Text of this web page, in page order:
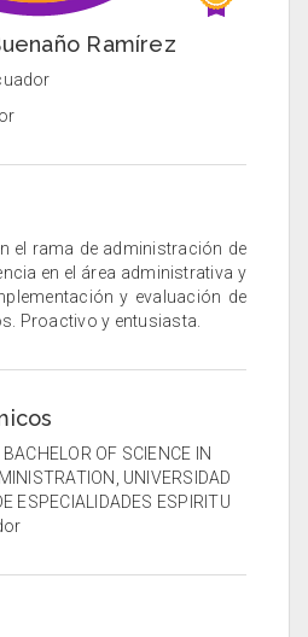
Ramírez
el rama de administración de
en el área administrativa y
y evaluación de
Proactivo y entusiasta.
OF SCIENCE IN
UNIVERSIDAD
ESPECIALIDADES ESPIRITU